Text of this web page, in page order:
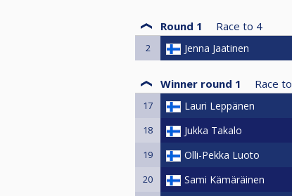
Round 1 Race to 4
2 Jenna Jaatinen
Winner round 1 Race to
17 Lauri Leppänen
18 Jukka Takalo
19 Olli-Pekka Luoto
20 Sami Kämäräinen